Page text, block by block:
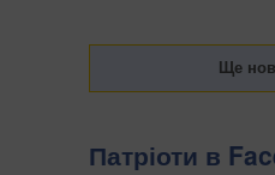
Патріоти в